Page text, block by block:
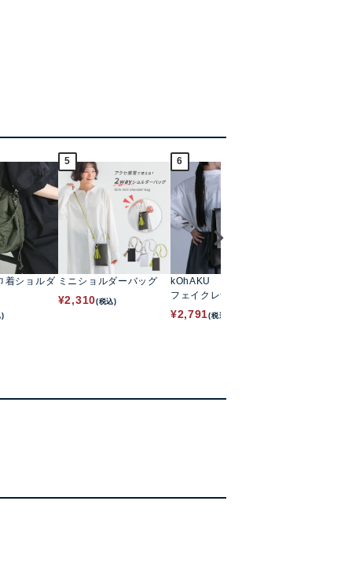
着ショルダ
)
5
ミニショルダーバッグ
¥2,310(税込)
6
kOhAKU
フェイクレザーカブセリ
ュック
¥2,791(税込)